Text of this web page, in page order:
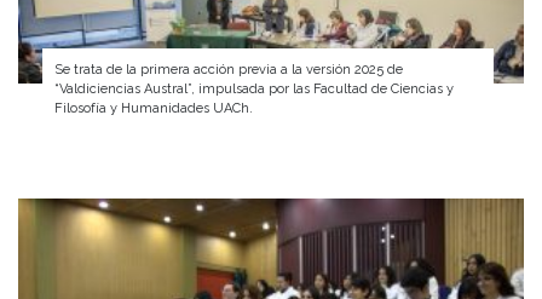
Se trata de la primera acción previa a la versión 2025 de
“Valdiciencias Austral”, impulsada por las Facultad de Ciencias y
Filosofía y Humanidades UACh.